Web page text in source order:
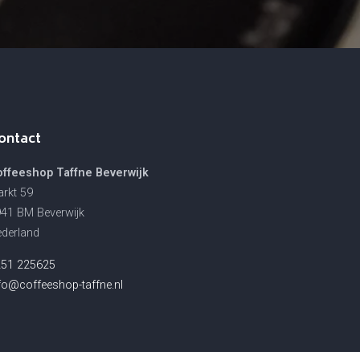
Taffne Beverwijk
59
BM Beverwijk
225625
taffne.nl